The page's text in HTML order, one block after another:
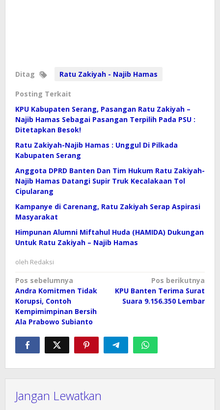
Ditag Ratu Zakiyah - Najib Hamas
Posting Terkait
KPU Kabupaten Serang, Pasangan Ratu Zakiyah –
Najib Hamas Sebagai Pasangan Terpilih Pada PSU :
Ditetapkan Besok!
Ratu Zakiyah-Najib Hamas : Unggul Di Pilkada
Kabupaten Serang
Anggota DPRD Banten Dan Tim Hukum Ratu Zakiyah-
Najib Hamas Datangi Supir Truk Kecalakaan Tol
Cipularang
Kampanye di Carenang, Ratu Zakiyah Serap Aspirasi
Masyarakat
Himpunan Alumni Miftahul Huda (HAMIDA) Dukungan
Untuk Ratu Zakiyah – Najib Hamas
oleh Redaksi
Navigasi
pos
Pos sebelumnya
Andra Komitmen Tidak
Korupsi, Contoh
Kempimimpinan Bersih
Ala Prabowo Subianto
Pos berikutnya
KPU Banten Terima Surat
Suara 9.156.350 Lembar
Jangan Lewatkan